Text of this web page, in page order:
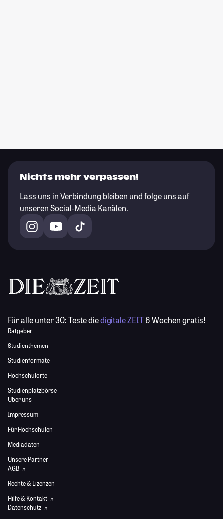
Nichts mehr verpassen!
Lass uns in Verbindung bleiben und folge uns auf
unseren Social-Media Kanälen.
Für alle unter 30:Teste diedigitale ZEIT6 Wochen gratis!
Ratgeber
Studienthemen
Studienformate
Hochschulorte
Studienplatzbörse
Über uns
Impressum
Für Hochschulen
Mediadaten
Unsere Partner
AGB
Rechte & Lizenzen
Hilfe & Kontakt
Datenschutz